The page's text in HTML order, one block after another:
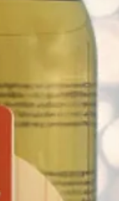
geuren van Warm en
wel belangrijk om
zagen van vers
warm bos. Geniet